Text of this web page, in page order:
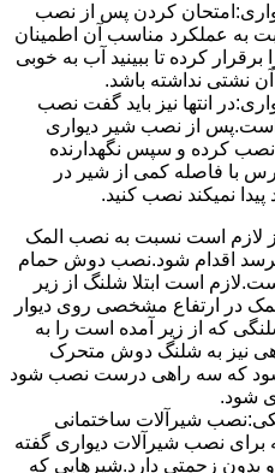
کردن پس از نصب
به عملکرد مناسب آن اطمینان
برقرار کرده تا ببینید آب به خوبی
نشتی نداشته باشد.
انتها نیز باید گفت نصب
است.پس از نصب شیر دیواری
نصب کرده و سپس نگهدارنده
با فاصله کمی از شیر در
نمیکند نصب کنید.
لازم است نسبت به نصب المک
اقدام شود.نصب دوش حمام
است ابتلا شلنگ از زیر
در ارتفاع مشخصی روی دیوار
که از زیر آمده است را به
نیز به شلنگ دوش متحرک
شود که سه راهی درست نصب شود
شود.
شیرآلات ساختمانی
برای نصب شیرآلات دیواری گفته
بدون زحمتی دارد.شیرهایی که